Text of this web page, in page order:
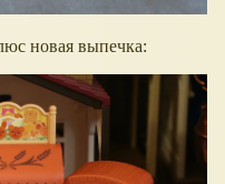
новая выпечка: